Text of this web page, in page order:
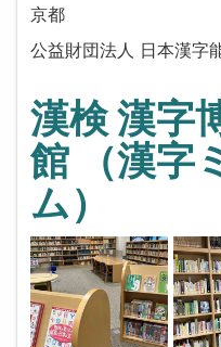
京都
公益財団法人 日本漢字
漢検 漢字
館 （漢字
ム）